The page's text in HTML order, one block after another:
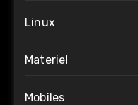
Linux
Materiel
Mobiles